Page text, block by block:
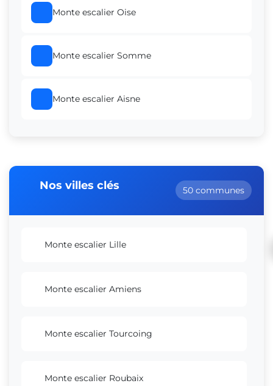
Monte escalier Oise
Monte escalier Somme
Monte escalier Aisne
Nos villes clés 50 communes
Monte escalier Lille
Monte escalier Amiens
Monte escalier Tourcoing
Monte escalier Roubaix